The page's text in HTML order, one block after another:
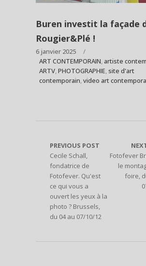
Buren investit la façade
Rougier&Plé !
6 janvier 2025
ART CONTEMPORAIN,artiste
ARTV,PHOTOGRAPHIE,site d'art
contemporain,video art
PREVIOUS POST
Cecile Schall,
fondatrice de
Fotofever. Qu'est
ce qui vous a
ouvert les yeux à la
photo ? Brussels,
du 04 au 07/10/12
Fotofever
le
foire,